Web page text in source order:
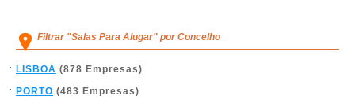
Filtrar "Salas Para Alugar" por Concelho
LISBOA (878 Empresas)
PORTO (483 Empresas)